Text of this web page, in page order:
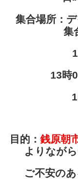
集合場所：
集
13時
目的： 銭原朝
よりなが
ご不安の